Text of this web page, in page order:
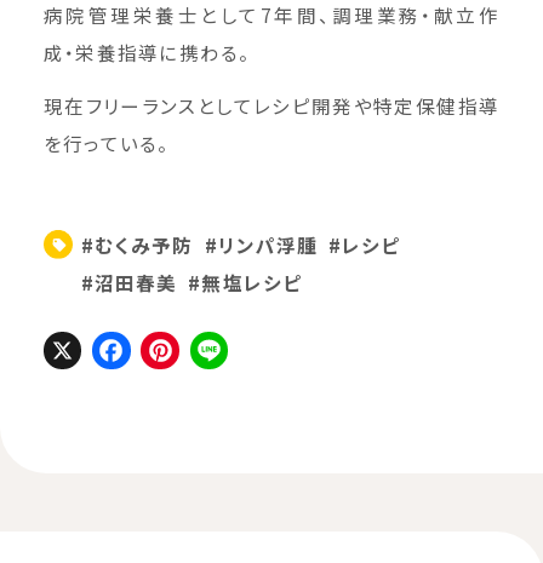
病院管理栄養士として7年間、調理業務・献立作
成・栄養指導に携わる。
現在フリーランスとしてレシピ開発や特定保健指導
を行っている。
#むくみ予防 #リンパ浮腫 #レシピ
#沼田春美 #無塩レシピ
X Facebook
Pinterest